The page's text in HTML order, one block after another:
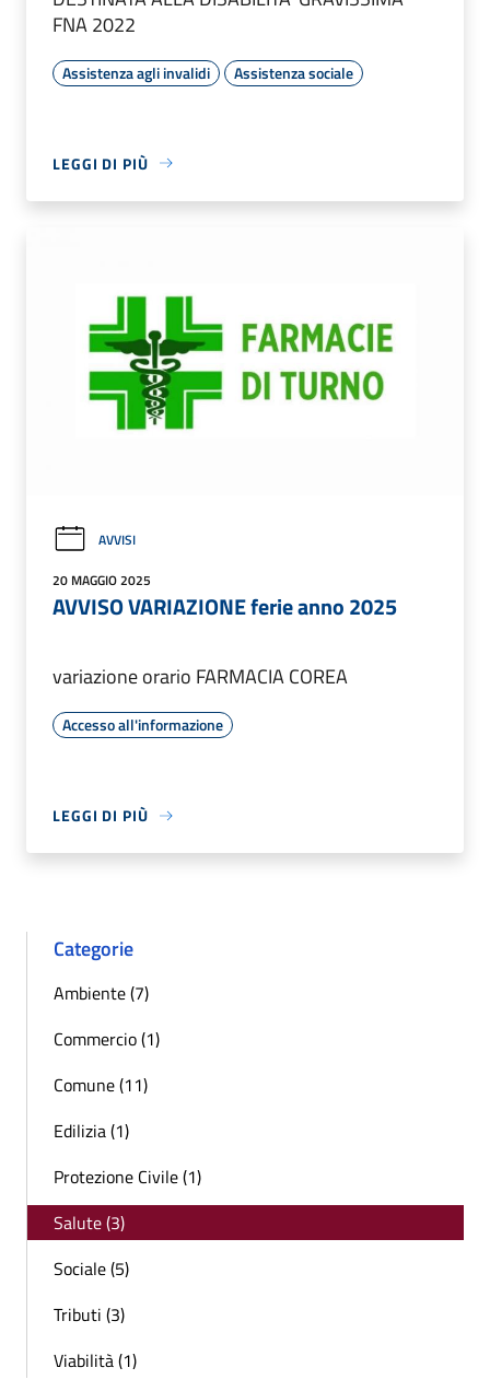
FNA 2022
Assistenza agli invalidi Assistenza sociale
LEGGI DI PIÙ
AVVISI
20 MAGGIO 2025
AVVISO VARIAZIONE ferie anno 2025
variazione orario FARMACIA COREA
Accesso all'informazione
LEGGI DI PIÙ
Categorie
Ambiente (7)
Commercio (1)
Comune (11)
Edilizia (1)
Protezione Civile (1)
Salute (3)
Sociale (5)
Tributi (3)
Viabilità (1)